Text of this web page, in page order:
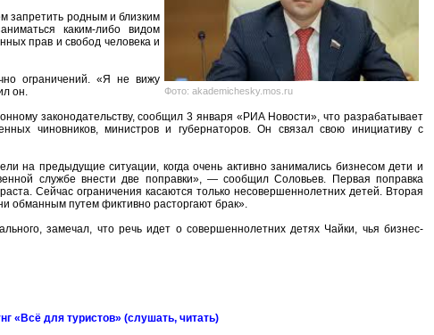
Фото: akademichesky.mos.ru
запретить родным и близким
каким-либо видом
прав и свобод человека и
ограничений. «Я не вижу
он.
законодательству, сообщил 3 января «РИА Новости», что разрабатывает
чиновников, министров и губернаторов. Он связал свою инициативу с
на предыдущие ситуации, когда очень активно занимались бизнесом дети и
службе внести две поправки», — сообщил Соловьев. Первая поправка
Сейчас ограничения касаются только несовершеннолетних детей. Вторая
обманным путем фиктивно расторгают брак».
замечал, что речь идет о совершеннолетних детях Чайки, чья бизнес-
«Всё для туристов» (слушать, читать)